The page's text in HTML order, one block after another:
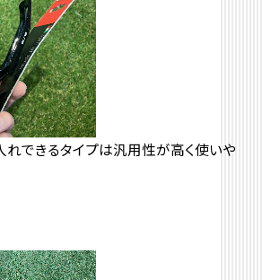
できるタイプは汎用性が高く使いや